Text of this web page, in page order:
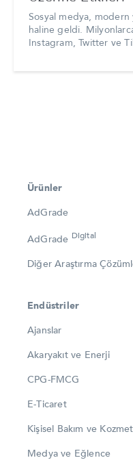
Sosyal medya, modern
haline geldi.
Instagram, Twitter ve
Ürünler
AdGrade
AdGrade Digital
Diğer Araştırma
Endüstriler
Ajanslar
Akaryakıt ve Enerji
CPG-FMCG
E-Ticaret
Kişisel Bakım ve
Medya ve Eğlence